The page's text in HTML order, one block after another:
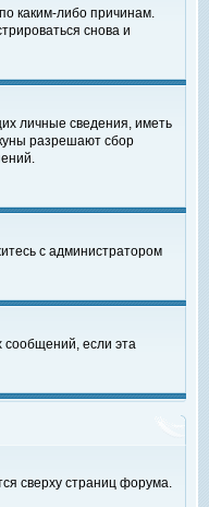
каким-либо причинам.
снова и
личные сведения, иметь
разрешают сбор
с администратором
сообщений, если эта
сверху страниц форума.